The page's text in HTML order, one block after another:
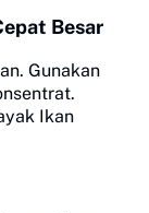
Besar
Gunakan
Ikan